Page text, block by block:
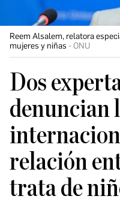
Reem Alsalem, relatora
mujeres y niñas
ONU
Dos
denuncian
relación
trata de